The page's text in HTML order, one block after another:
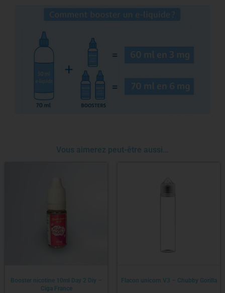
Vous aimerez peut-être aussi…
Booster nicotine 10ml Day 2 Diy –
Ciga France
Flacon unicorn V3 – Chubby Gorilla